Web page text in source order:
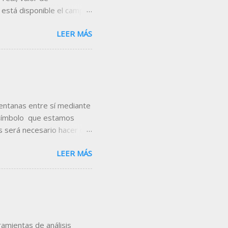
disponible el campo
añádelo en la cabecera
incorporar el campo
la tabla que
utilizando el comando
las tablas
LEER MÁS
entre sí mediante
que estamos
será necesario hacer clic
se puede comprobar
se muestra una
ventana de posiciones
el color
el símbolo en
LEER MÁS
de análisis